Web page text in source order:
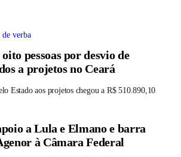
de verba
pessoas por desvio de
a projetos no Ceará
Estado aos projetos chegou a R$ 510.890,10
a Lula e Elmano e barra
à Câmara Federal